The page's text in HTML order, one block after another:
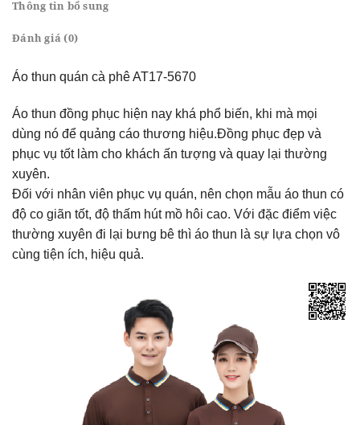
Thông tin bổ sung
Đánh giá (0)
Áo thun quán cà phê AT17-5670
Áo thun đồng phục hiện nay khá phổ biến, khi mà mọi
dùng nó để quảng cáo thương hiệu.Đồng phục đẹp và
phục vụ tốt làm cho khách ấn tượng và quay lại thường
xuyên.
Đối với nhân viên phục vụ quán, nên chọn mẫu áo thun có
độ co giãn tốt, độ thấm hút mồ hôi cao. Với đặc điểm việc
thường xuyên đi lại bưng bê thì áo thun là sự lựa chọn vô
cùng tiện ích, hiệu quả.